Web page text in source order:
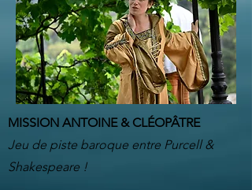
MISSION ANTOINE & CLÉOPÂTRE
Jeu de piste baroque entre Purcell &
Shakespeare !